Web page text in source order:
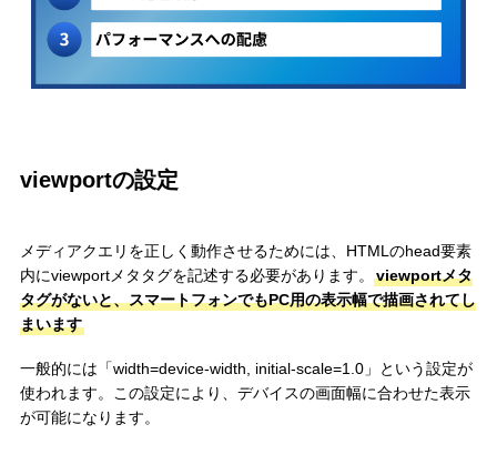
viewportの設定
メディアクエリを正しく動作させるためには、HTMLのhead要素
内にviewportメタタグを記述する必要があります。
viewportメタ
タグがないと、スマートフォンでもPC用の表示幅で描画されてし
まいます
一般的には「width=device-width, initial-scale=1.0」という設定が
使われます。この設定により、デバイスの画面幅に合わせた表示
が可能になります。